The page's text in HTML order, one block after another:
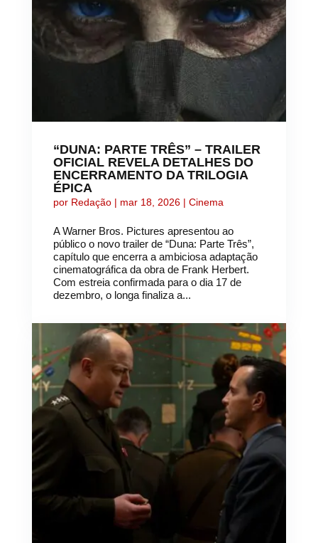
“DUNA: PARTE TRÊS” – TRAILER
OFICIAL REVELA DETALHES DO
ENCERRAMENTO DA TRILOGIA
ÉPICA
por Redação| mar 18, 2026| Cinema
A Warner Bros. Pictures apresentou ao
público o novo trailer de “Duna: Parte Três”,
capítulo que encerra a ambiciosa adaptação
cinematográfica da obra de Frank Herbert.
Com estreia confirmada para o dia 17 de
dezembro, o longa finaliza a...